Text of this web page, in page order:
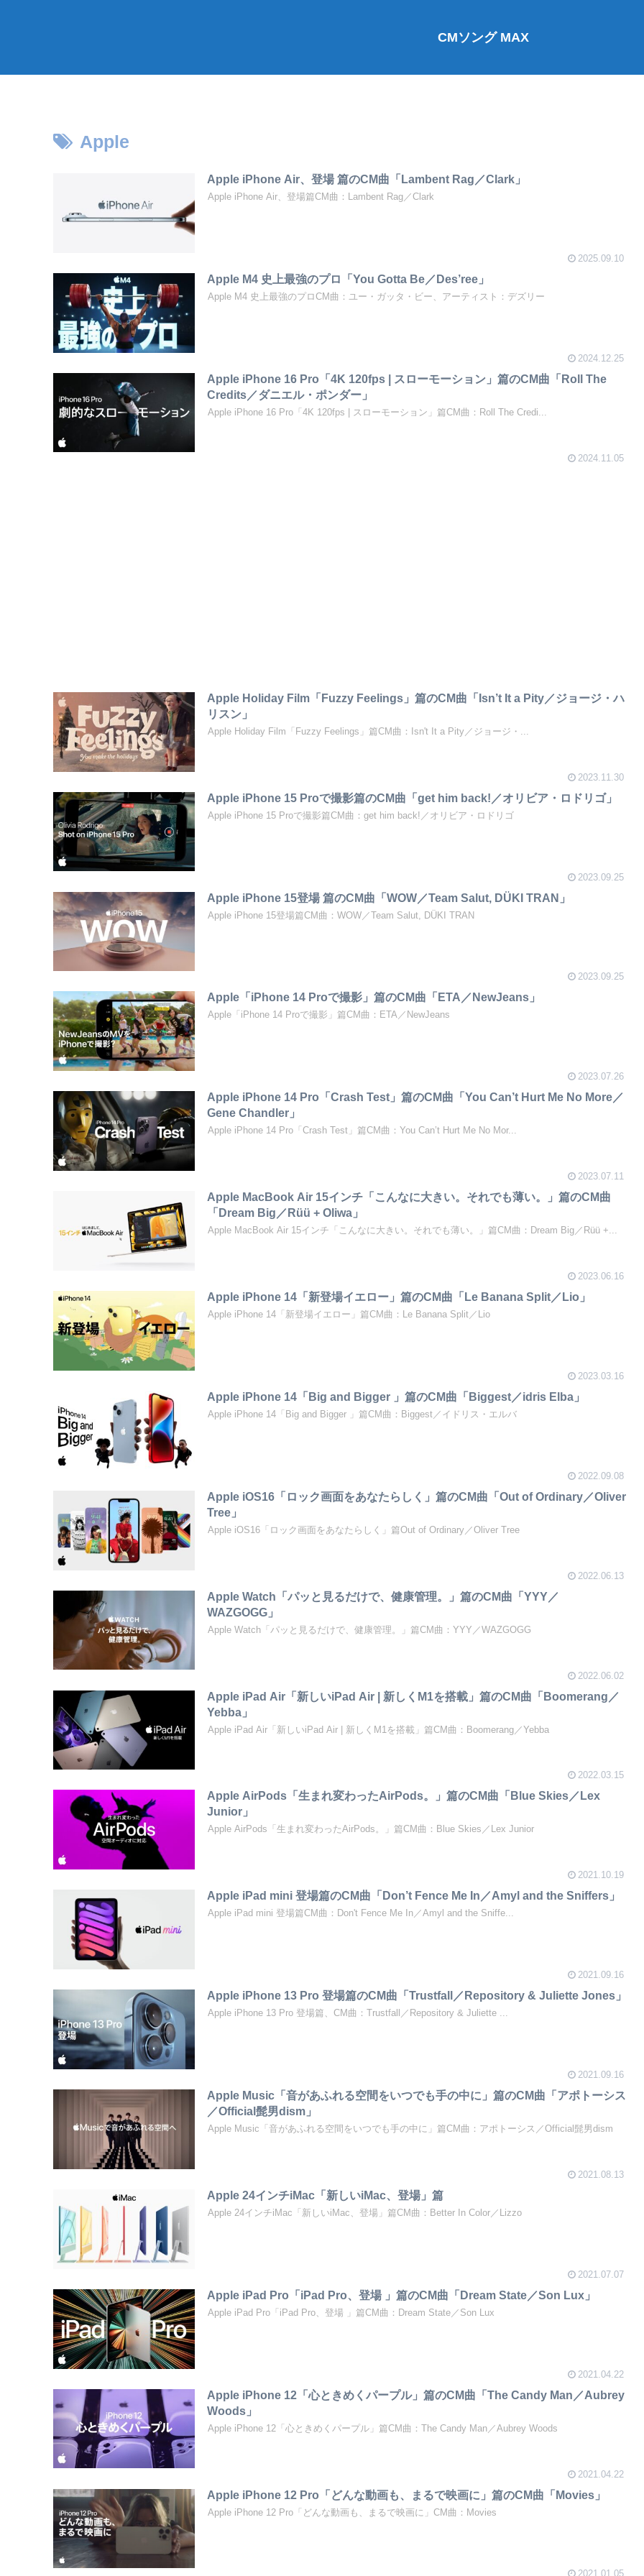
CMソング MAX
Apple
Apple iPhone Air、登場 篇のCM曲「Lambent Rag／Clark」
Apple iPhone Air、登場篇CM曲：Lambent Rag／Clark
2025.09.10
Apple M4 史上最強のプロ「You Gotta Be／Des’ree」
Apple M4 史上最強のプロCM曲：ユー・ガッタ・ビー、アーティスト：デズリー
2024.12.25
Apple iPhone 16 Pro「4K 120fps | スローモーション」篇のCM曲「Roll The
Credits／ダニエル・ポンダー」
Apple iPhone 16 Pro「4K 120fps | スローモーション」篇CM曲：Roll The Credi...
2024.11.05
Apple Holiday Film「Fuzzy Feelings」篇のCM曲「Isn’t It a Pity／ジョージ・ハ
リスン」
Apple Holiday Film「Fuzzy Feelings」篇CM曲：Isn't It a Pity／ジョージ・...
2023.11.30
Apple iPhone 15 Proで撮影篇のCM曲「get him back!／オリビア・ロドリゴ」
Apple iPhone 15 Proで撮影篇CM曲：get him back!／オリビア・ロドリゴ
2023.09.25
Apple iPhone 15登場 篇のCM曲「WOW／Team Salut, DÜKI TRAN」
Apple iPhone 15登場篇CM曲：WOW／Team Salut, DÜKI TRAN
2023.09.25
Apple「iPhone 14 Proで撮影」篇のCM曲「ETA／NewJeans」
Apple「iPhone 14 Proで撮影」篇CM曲：ETA／NewJeans
2023.07.26
Apple iPhone 14 Pro「Crash Test」篇のCM曲「You Can’t Hurt Me No More／
Gene Chandler」
Apple iPhone 14 Pro「Crash Test」篇CM曲：You Can’t Hurt Me No Mor...
2023.07.11
Apple MacBook Air 15インチ「こんなに大きい。それでも薄い。」篇のCM曲
「Dream Big／Rüü + Oliwa」
Apple MacBook Air 15インチ「こんなに大きい。それでも薄い。」篇CM曲：Dream Big／Rüü +...
2023.06.16
Apple iPhone 14「新登場イエロー」篇のCM曲「Le Banana Split／Lio」
Apple iPhone 14「新登場イエロー」篇CM曲：Le Banana Split／Lio
2023.03.16
Apple iPhone 14「Big and Bigger 」篇のCM曲「Biggest／idris Elba」
Apple iPhone 14「Big and Bigger 」篇CM曲：Biggest／イドリス・エルバ
2022.09.08
Apple iOS16「ロック画面をあなたらしく」篇のCM曲「Out of Ordinary／Oliver
Tree」
Apple iOS16「ロック画面をあなたらしく」篇Out of Ordinary／Oliver Tree
2022.06.13
Apple Watch「パッと見るだけで、健康管理。」篇のCM曲「YYY／
WAZGOGG」
Apple Watch「パッと見るだけで、健康管理。」篇CM曲：YYY／WAZGOGG
2022.06.02
Apple iPad Air「新しいiPad Air | 新しくM1を搭載」篇のCM曲「Boomerang／
Yebba」
Apple iPad Air「新しいiPad Air | 新しくM1を搭載」篇CM曲：Boomerang／Yebba
2022.03.15
Apple AirPods「生まれ変わったAirPods。」篇のCM曲「Blue Skies／Lex
Junior」
Apple AirPods「生まれ変わったAirPods。」篇CM曲：Blue Skies／Lex Junior
2021.10.19
Apple iPad mini 登場篇のCM曲「Don’t Fence Me In／Amyl and the Sniffers」
Apple iPad mini 登場篇CM曲：Don't Fence Me In／Amyl and the Sniffe...
2021.09.16
Apple iPhone 13 Pro 登場篇のCM曲「Trustfall／Repository & Juliette Jones」
Apple iPhone 13 Pro 登場篇、CM曲：Trustfall／Repository & Juliette ...
2021.09.16
Apple Music「音があふれる空間をいつでも手の中に」篇のCM曲「アポトーシス
／Official髭男dism」
Apple Music「音があふれる空間をいつでも手の中に」篇CM曲：アポトーシス／Official髭男dism
2021.08.13
Apple 24インチiMac「新しいiMac、登場」篇
Apple 24インチiMac「新しいiMac、登場」篇CM曲：Better In Color／Lizzo
2021.07.07
Apple iPad Pro「iPad Pro、登場 」篇のCM曲「Dream State／Son Lux」
Apple iPad Pro「iPad Pro、登場 」篇CM曲：Dream State／Son Lux
2021.04.22
Apple iPhone 12「心ときめくパープル」篇のCM曲「The Candy Man／Aubrey
Woods」
Apple iPhone 12「心ときめくパープル」篇CM曲：The Candy Man／Aubrey Woods
2021.04.22
Apple iPhone 12 Pro「どんな動画も、まるで映画に」篇のCM曲「Movies」
Apple iPhone 12 Pro「どんな動画も、まるで映画に」CM曲：Movies